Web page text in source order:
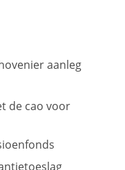
aanleg
de cao voor